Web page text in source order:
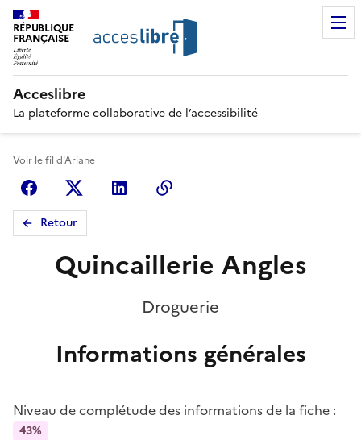
RÉPUBLIQUE
FRANÇAISE
Acceslibre
La plateforme collaborative de l’accessibilité
Voir le fil d'Ariane
FacebookX (anciennement Twitter)
Linkedin
Retour
Quincaillerie Angles
Droguerie
Informations générales
Niveau de complétude des informations de la fiche :
43%